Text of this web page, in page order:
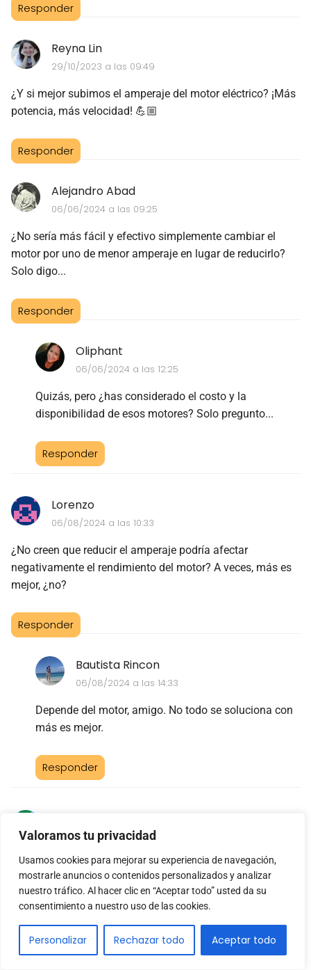
Valoramos tu privacidad
Usamos cookies para mejorar su experiencia de navegación,
mostrarle anuncios o contenidos personalizados y analizar
nuestro tráfico. Al hacer clic en “Aceptar todo” usted da su
consentimiento a nuestro uso de las cookies.
Personalizar Rechazar todo Aceptar todo
Responder
Reyna Lin
29/10/2023 a las 09:49
¿Y si mejor subimos el amperaje del motor eléctrico? ¡Más
potencia, más velocidad! 💪🏼
Responder
Alejandro Abad
06/06/2024 a las 09:25
¿No sería más fácil y efectivo simplemente cambiar el
motor por uno de menor amperaje en lugar de reducirlo?
Solo digo...
Responder
Oliphant
06/06/2024 a las 12:25
Quizás, pero ¿has considerado el costo y la
disponibilidad de esos motores? Solo pregunto...
Responder
Lorenzo
06/08/2024 a las 10:33
¿No creen que reducir el amperaje podría afectar
negativamente el rendimiento del motor? A veces, más es
mejor, ¿no?
Responder
Bautista Rincon
06/08/2024 a las 14:33
Depende del motor, amigo. No todo se soluciona con
más es mejor.
Responder
02/09/2024 a las 13:51
Aunque he encontrado útil el artículo, ¿no creen que reducir
el amperaje podría dañar la eficiencia del motor? ¡Espero
respuestas!
Responder